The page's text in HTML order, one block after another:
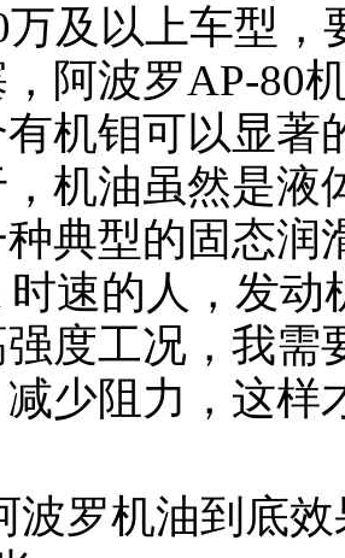
万及以上车型
阿波罗AP-80
机钼可以显著
机油虽然是液
典型的固态润
时速的人，发
度工况，我需
减少阻力，这样